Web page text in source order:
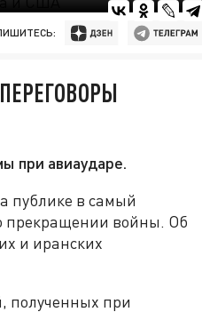
при авиаударе.
публике в самый
прекращении войны. Об
и иранских
полученных при